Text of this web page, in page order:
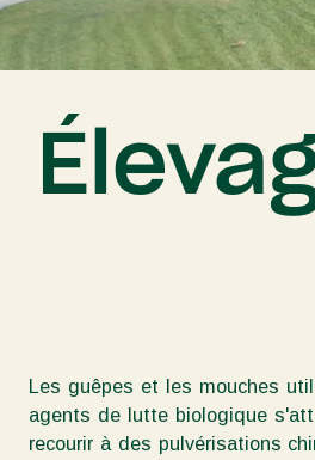
Les guêpes et les mouches
agents de lutte biologique
recourir à des pulvérisations